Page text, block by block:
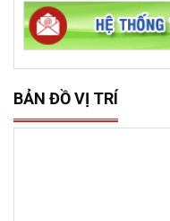
BẢN ĐỒ VỊ TRÍ